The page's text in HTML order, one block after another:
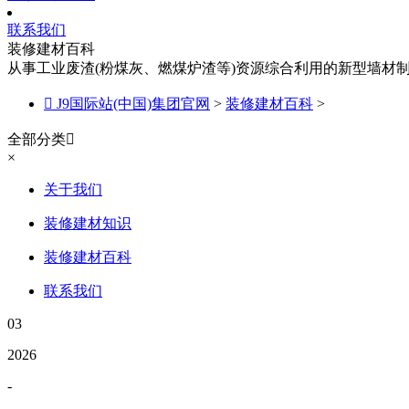
联系我们
装修建材百科
从事工业废渣(粉煤灰、燃煤炉渣等)资源综合利用的新型墙材
 J9国际站(中国)集团官网 > 装修建材百科 >
全部分类
×
关于我们
装修建材知识
装修建材百科
联系我们
03
2026
-